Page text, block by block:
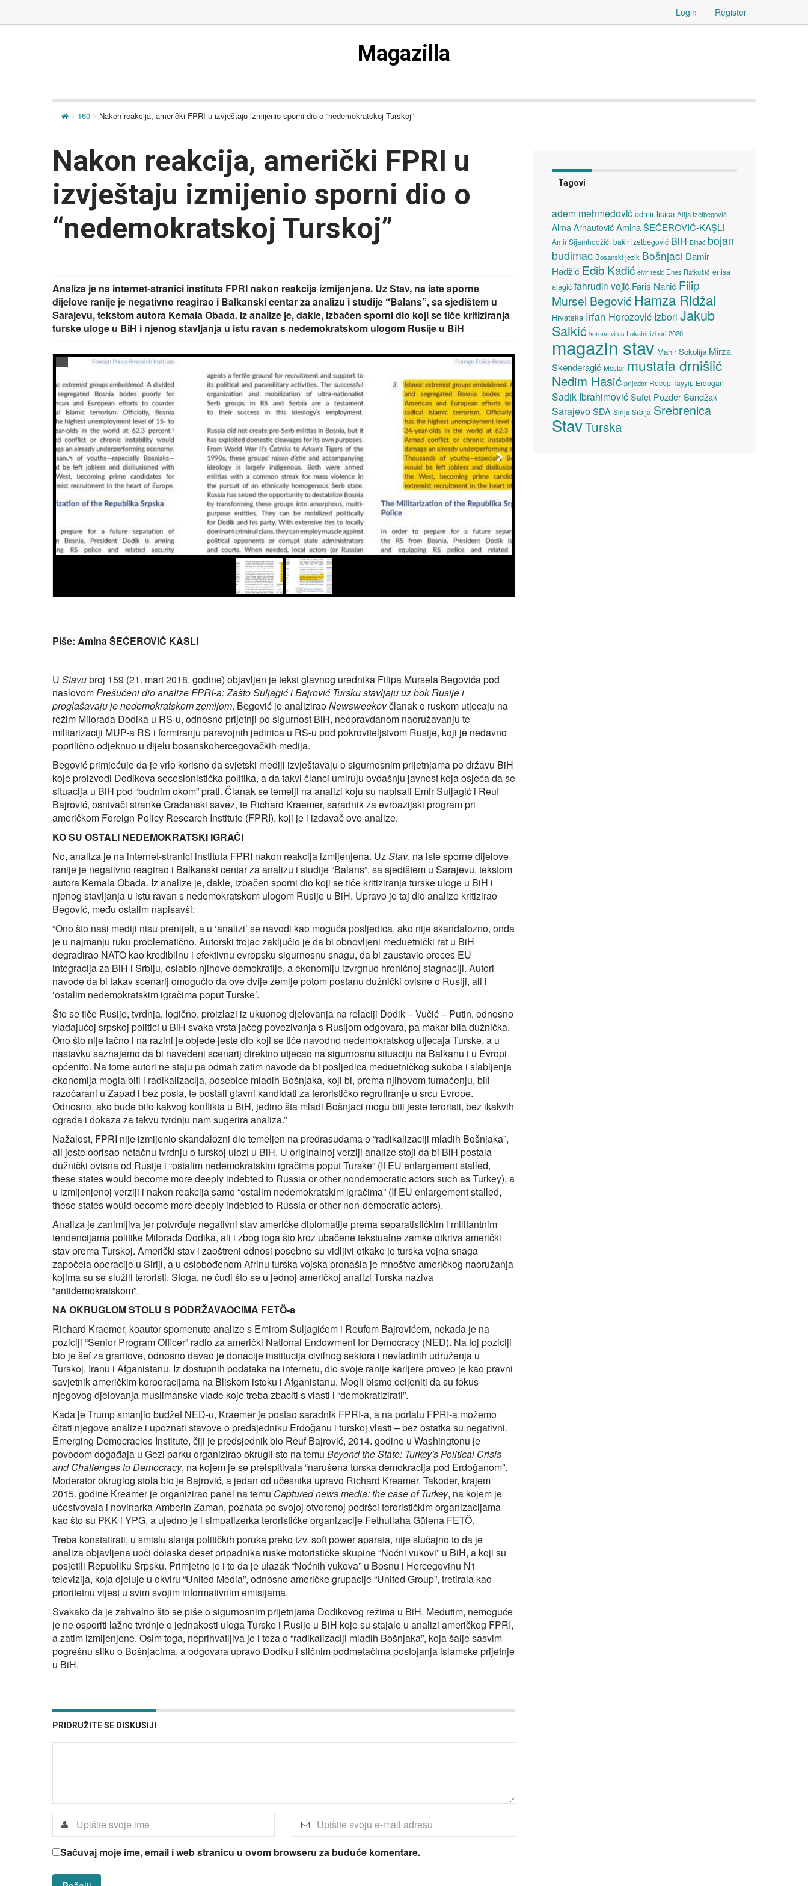
Login Register
Magazilla
160 Nakon reakcija, američki FPRI u izvještaju izmijenio sporni dio o “nedemokratskoj Turskoj”
Nakon reakcija, američki FPRI u
izvještaju izmijenio sporni dio o
“nedemokratskoj Turskoj”
Analiza je na internet-stranici instituta FPRI nakon reakcija izmijenjena. Uz Stav, na iste sporne
dijelove ranije je negativno reagirao i Balkanski centar za analizu i studije “Balans”, sa sjedištem u
Sarajevu, tekstom autora Kemala Obada. Iz analize je, dakle, izbačen sporni dio koji se tiče kritiziranja
turske uloge u BiH i njenog stavljanja u istu ravan s nedemokratskom ulogom Rusije u BiH
Piše: Amina ŠEĆEROVIĆ KASLI
U Stavubroj 159 (21. mart 2018. godine) objavljen je tekst glavnog urednika Filipa Mursela Begovića pod
naslovom Prešućeni dio analize FPRI-a: Zašto Suljagić i Bajrović Tursku stavljaju uz bok Rusije i
proglašavaju je nedemokratskom zemljom. Begović je analiziraoNewsweekovčlanak o ruskom utjecaju na
režim Milorada Dodika u RS-u, odnosno prijetnji po sigurnost BiH, neopravdanom naoružavanju te
militarizaciji MUP-a RS i formiranju paravojnih jedinica u RS-u pod pokroviteljstvom Rusije, koji je nedavno
poprilično odjeknuo u dijelu bosanskohercegovačkih medija.
Begović primjećuje da je vrlo korisno da svjetski mediji izvještavaju o sigurnosnim prijetnjama po državu BiH
koje proizvodi Dodikova secesionistička politika, a da takvi članci umiruju ovdašnju javnost koja osjeća da se
situacija u BiH pod “budnim okom” prati. Članak se temelji na analizi koju su napisali Emir Suljagić i Reuf
Bajrović, osnivači stranke Građanski savez, te Richard Kraemer, saradnik za evroazijski program pri
američkom Foreign Policy Research Institute (FPRI), koji je i izdavač ove analize.
KO SU OSTALI NEDEMOKRATSKI IGRAČI
No, analiza je na internet-stranici instituta FPRI nakon reakcija izmijenjena. Uz Stav, na iste sporne dijelove
ranije je negativno reagirao i Balkanski centar za analizu i studije “Balans”, sa sjedištem u Sarajevu, tekstom
autora Kemala Obada. Iz analize je, dakle, izbačen sporni dio koji se tiče kritiziranja turske uloge u BiH i
njenog stavljanja u istu ravan s nedemokratskom ulogom Rusije u BiH. Upravo je taj dio analize kritizirao
Begović, među ostalim napisavši:
“Ono što naši mediji nisu prenijeli, a u ‘analizi’ se navodi kao moguća posljedica, ako nije skandalozno, onda
je u najmanju ruku problematično. Autorski trojac zaključio je da bi obnovljeni međuetnički rat u BiH
degradirao NATO kao kredibilnu i efektivnu evropsku sigurnosnu snagu, da bi zaustavio proces EU
integracija za BiH i Srbiju, oslabio njihove demokratije, a ekonomiju izvrgnuo hroničnoj stagnaciji. Autori
navode da bi takav scenarij omogućio da ove dvije zemlje potom postanu dužnički ovisne o Rusiji, ali i
‘ostalim nedemokratskim igračima poput Turske’.
Što se tiče Rusije, tvrdnja, logično, proizlazi iz ukupnog djelovanja na relaciji Dodik – Vučić – Putin, odnosno
vladajućoj srpskoj politici u BiH svaka vrsta jačeg povezivanja s Rusijom odgovara, pa makar bila dužnička.
Ono što nije tačno i na razini je objede jeste dio koji se tiče navodno nedemokratskog utjecaja Turske, a u
nastavku saznajemo da bi navedeni scenarij direktno utjecao na sigurnosnu situaciju na Balkanu i u Evropi
općenito. Na tome autori ne staju pa odmah zatim navode da bi posljedica međuetničkog sukoba i slabljenja
ekonomija mogla biti i radikalizacija, posebice mladih Bošnjaka, koji bi, prema njihovom tumačenju, bili
razočarani u Zapad i bez posla, te postali glavni kandidati za terorističko regrutiranje u srcu Evrope.
Odnosno, ako bude bilo kakvog konflikta u BiH, jedino šta mladi Bošnjaci mogu biti jeste teroristi, bez ikakvih
ograda i dokaza za takvu tvrdnju nam sugerira analiza.”
Nažalost, FPRI nije izmijenio skandalozni dio temeljen na predrasudama o “radikalizaciji mladih Bošnjaka”,
ali jeste obrisao netačnu tvrdnju o turskoj ulozi u BiH. U originalnoj verziji analize stoji da bi BiH postala
dužnički ovisna od Rusije i “ostalim nedemokratskim igračima poput Turske” (If EU enlargement stalled,
these states would become more deeply indebted to Russia or other nondemocratic actors such as Turkey), a
u izmijenjenoj verziji i nakon reakcija samo “ostalim nedemokratskim igračima” (If EU enlargement stalled,
these states would become more deeply indebted to Russia or other non-democratic actors).
Analiza je zanimljiva jer potvrđuje negativni stav američke diplomatije prema separatističkim i militantnim
tendencijama politike Milorada Dodika, ali i zbog toga što kroz ubačene tekstualne zamke otkriva američki
stav prema Turskoj. Američki stav i zaoštreni odnosi posebno su vidljivi otkako je turska vojna snaga
započela operacije u Siriji, a u oslobođenom Afrinu turska vojska pronašla je mnoštvo američkog naoružanja
kojima su se služili teroristi. Stoga, ne čudi što se u jednoj američkoj analizi Turska naziva
“antidemokratskom”.
NA OKRUGLOM STOLU S PODRŽAVAOCIMA FETÖ-a
Richard Kraemer, koautor spomenute analize s Emirom Suljagićem i Reufom Bajrovićem, nekada je na
poziciji “Senior Program Officer” radio za američki National Endowment for Democracy (NED). Na toj poziciji
bio je šef za grantove, odnosno davao je donacije institucija civilnog sektora i nevladinih udruženja u
Turskoj, Iranu i Afganistanu. Iz dostupnih podataka na internetu, dio svoje ranije karijere proveo je kao pravni
savjetnik američkim korporacijama na Bliskom istoku i Afganistanu. Mogli bismo ocijeniti da su fokus
njegovog djelovanja muslimanske vlade koje treba zbaciti s vlasti i “demokratizirati”.
Kada je Trump smanjio budžet NED-u, Kraemer je postao saradnik FPRI-a, a na portalu FPRI-a možemo
čitati njegove analize i upoznati stavove o predsjedniku Erdoğanu i turskoj vlasti – bez ostatka su negativni.
Emerging Democracies Institute, čiji je predsjednik bio Reuf Bajrović, 2014. godine u Washingtonu je
povodom događaja u Gezi parku organizirao okrugli sto na temu Beyond the State: Turkey's Political Crisis
and Challenges to Democracy, na kojem je se preispitivala “narušena turska demokracija pod Erdoğanom”.
Moderator okruglog stola bio je Bajrović, a jedan od učesnika upravo Richard Kreamer. Također, krajem
2015. godine Kreamer je organizirao panel na temu Captured news media: the case of Turkey, na kojem je
učestvovala i novinarka Amberin Zaman, poznata po svojoj otvorenoj podršci terorističkim organizacijama
kao što su PKK i YPG, a ujedno je i simpatizerka terorističke organizacije Fethullaha Gülena FETÖ.
Treba konstatirati, u smislu slanja političkih poruka preko tzv. soft power aparata, nije slučajno to da je
analiza objavljena uoči dolaska deset pripadnika ruske motorističke skupine “Noćni vukovi” u BiH, a koji su
posjetili Republiku Srpsku. Primjetno je i to da je ulazak “Noćnih vukova” u Bosnu i Hercegovinu N1
televizija, koja djeluje u okviru “United Media”, odnosno američke grupacije “United Group”, tretirala kao
prioritetnu vijest u svim svojim informativnim emisijama.
Svakako da je zahvalno što se piše o sigurnosnim prijetnjama Dodikovog režima u BiH. Međutim, nemoguće
je ne osporiti lažne tvrdnje o jednakosti uloga Turske i Rusije u BiH koje su stajale u analizi američkog FPRI,
a zatim izmijenjene. Osim toga, neprihvatljiva je i teza o “radikalizaciji mladih Bošnjaka”, koja šalje sasvim
pogrešnu sliku o Bošnjacima, a odgovara upravo Dodiku i sličnim podmetačima postojanja islamske prijetnje
u BiH.
PRIDRUŽITE SE DISKUSIJI
Sačuvaj moje ime, email i web stranicu u ovom browseru za buduće komentare.
Tagovi
adem mehmedović admir lisica Alija Izetbegović
Alma Arnautović Amina ŠEĆEROVIĆ-KAŞLI
Amir Sijamhodžić. bakir izetbegović BiH Bihać bojan
budimac Bosanski jezik Bošnjaci Damir
Hadžić Edib Kadić elvir resić Enes Ratkušić enisa
alagić fahrudin vojić Faris Nanić Filip
Mursel Begović Hamza Ridžal
Hrvatska Irfan Horozović Izbori Jakub
Salkić korona virus Lokalni izbori 2020
magazin stav Mahir Sokolija Mirza
Skenderagić Mostar mustafa drnišlić
Nedim Hasić prijedor Recep Tayyip Erdogan
Sadik Ibrahimović Safet Pozder Sandžak
SarajevoSDA Sirija Srbija Srebrenica
StavTurska